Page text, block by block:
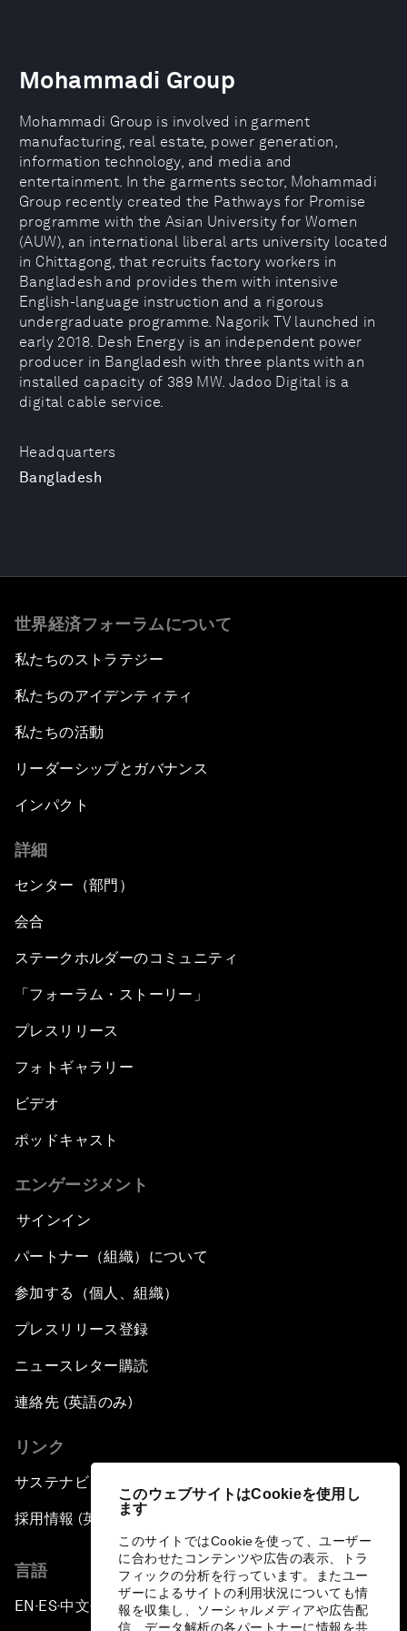
このウェブサイトはCookieを使用し
ます
このサイトではCookieを使って、ユーザー
に合わせたコンテンツや広告の表示、トラ
フィックの分析を行っています。またユー
ザーによるサイトの利用状況についても情
報を収集し、ソーシャルメディアや広告配
信、データ解析の各パートナーに情報を共
Headquarters
Bangladesh
Mohammadi Group
Mohammadi Group is involved in garment
manufacturing, real estate, power generation,
information technology, and media and
entertainment. In the garments sector, Mohammadi
Group recently created the Pathways for Promise
programme with the Asian University for Women
(AUW), an international liberal arts university located
in Chittagong, that recruits factory workers in
Bangladesh and provides them with intensive
English-language instruction and a rigorous
undergraduate programme. Nagorik TV launched in
early 2018. Desh Energy is an independent power
producer in Bangladesh with three plants with an
installed capacity of 389 MW. Jadoo Digital is a
digital cable service.
世界経済フォーラムについて
私たちのストラテジー
私たちのアイデンティティ
私たちの活動
リーダーシップとガバナンス
インパクト
詳細
センター（部門）
会合
ステークホルダーのコミュニティ
「フォーラム・ストーリー」
プレスリリース
フォトギャラリー
ビデオ
ポッドキャスト
エンゲージメント
サインイン
パートナー（組織）について
参加する（個人、組織）
プレスリリース登録
ニュースレター購読
連絡先 (英語のみ)
リンク
サステナビリティへの取り組み
採用情報 (英語のみ)
言語
EN ▪ES▪中文▪ 日本語